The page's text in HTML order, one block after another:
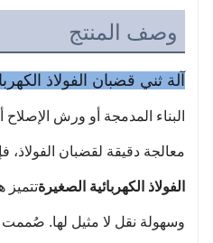
درجة، 135 درجة،
الخطأ في حدود +1 درجة لتجنب إعادة العمل.
اتساق عالي: أثناء معالجة
الانحناء وارتفاع حجم كل
لضمان توحيد المكونات
عزم دوران عالي: يوفر
مستقرة ويمكنه بسهولة ثني
التعامل مع الفولاذ الملولب
وصف المنتج
آلة ثني قضبان الفولاذ
معالجة دقيقة لقضبان الفولاذ،
الفولاذ الكهربائية الصغيرةتتميز
وسهولة نقل لا مثيل لها. صُممت